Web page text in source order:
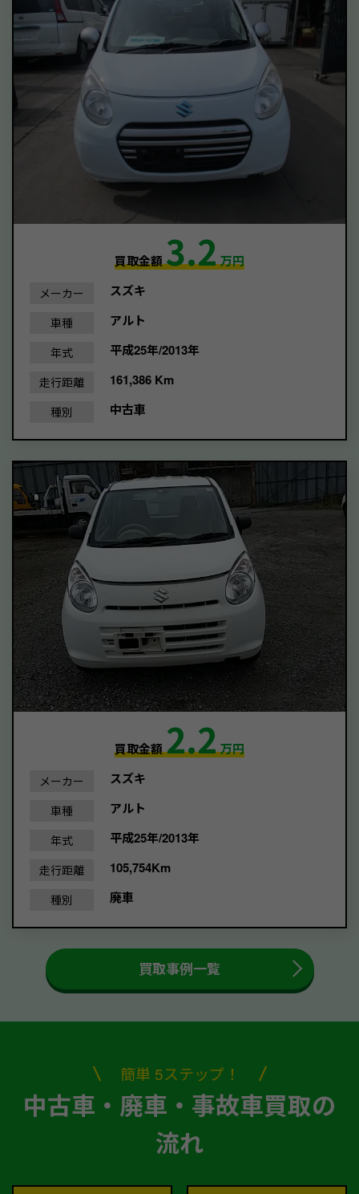
買取金額3.2万円
メーカー スズキ
車種 アルト
年式 平成25年/2013年
走行距離 161,386 Km
種別 中古車
買取金額2.2万円
メーカー スズキ
車種 アルト
年式 平成25年/2013年
走行距離 105,754Km
種別 廃車
買取事例一覧
簡単 5ステップ！
中古車・廃車・事故車買取の
流れ